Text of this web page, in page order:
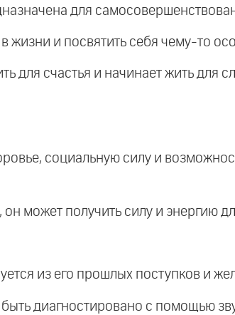
для
жизни и посвятить себя чему-то
для счастья и начинает жить для
социальную силу и
может получить силу и энергию
из его прошлых поступков и
быть диагностировано с помощью